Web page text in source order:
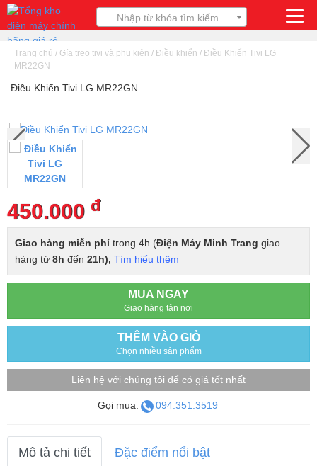
Nhập từ khóa tìm kiếm
Trang chủ / Gía treo tivi và phụ kiện / Điều khiển / Điều Khiển Tivi LG
MR22GN
Điều Khiển Tivi LG MR22GN
450.000 đ
Giao hàng miễn phítrong 4h (Điện Máy Minh Trang giao
hàng từ 8h đến 21h), Tìm hiểu thêm
MUA NGAY
Giao hàng tận nơi
THÊM VÀO GIỎ
Chọn nhiều sản phẩm
Liên hệ với chúng tôi để có giá tốt nhất
Gọi mua: 094.351.3519
Mô tả chi tiết Đặc điểm nổi bật